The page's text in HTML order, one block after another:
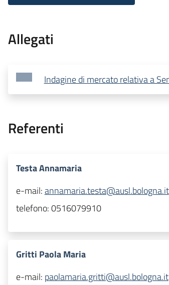
Allegati
Indagine di mercato relativa a
Referenti
Testa Annamaria
e-mail:annamaria.testa@ausl.bologna.it
telefono:0516079910
Gritti Paola Maria
e-mail: paolamaria.gritti@ausl.bologna.it